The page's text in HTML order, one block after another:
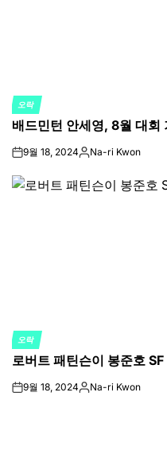
POSTED
IN
오락
배드민턴 안세영, 8월 대회
on9월 18, 2024Posted
Na-ri Kwon
POSTED
IN
오락
로버트 패틴슨이 봉준호
on9월 18, 2024Posted
Na-ri Kwon